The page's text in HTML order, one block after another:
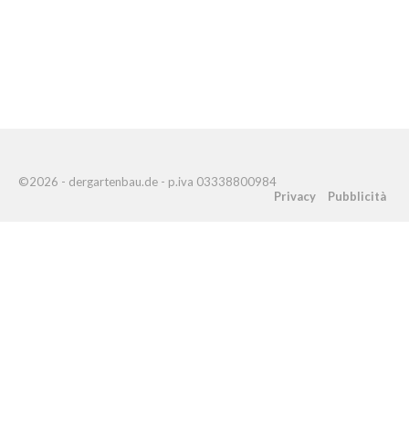
©2026 - dergartenbau.de - p.iva 03338800984
Privacy
Pubblicità